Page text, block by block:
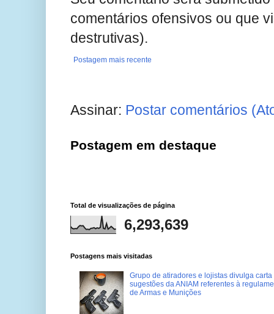
comentários ofensivos ou que
destrutivas).
Postagem mais recente
Assinar: Postar comentários
Postagem em destaque
Total de visualizações de página
6,293,639
Postagens mais visitadas
Grupo de atiradores e lojistas divulga carta
sugestões da ANIAM referentes à
de Armas e Munições